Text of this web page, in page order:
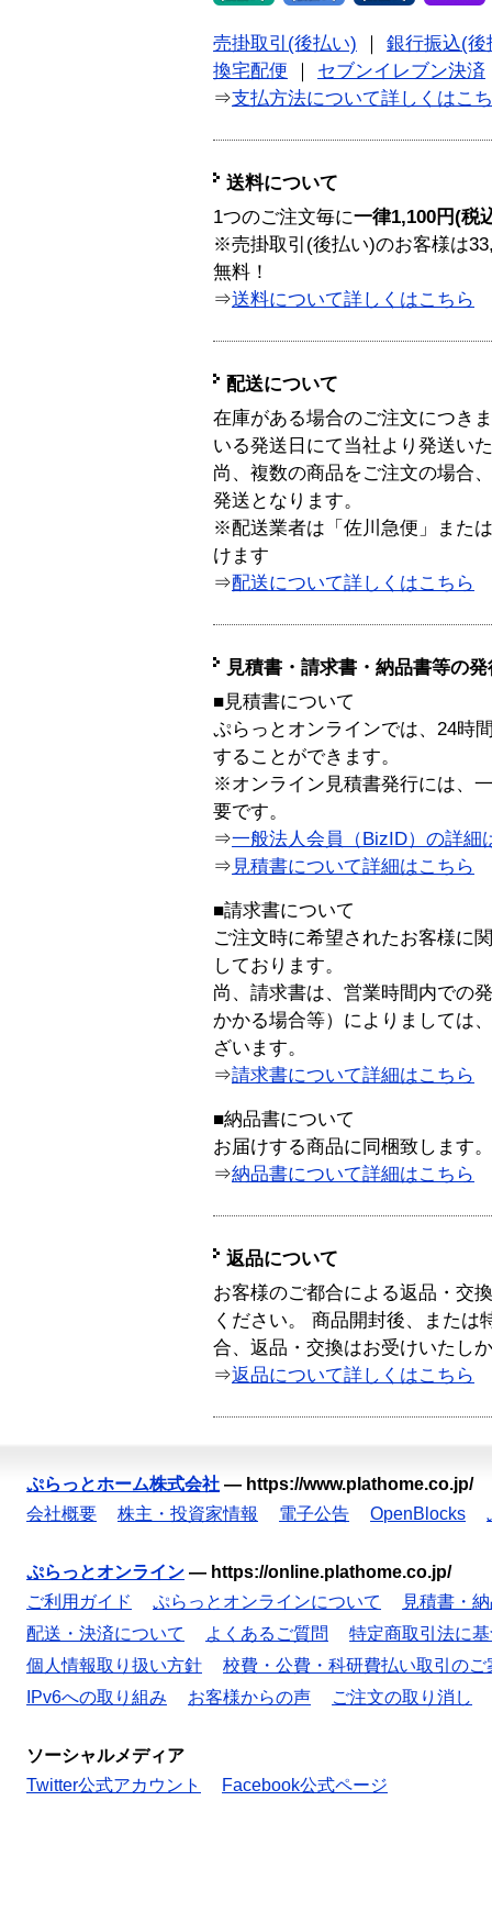
売掛取引(後払い)
銀行振込(後
換宅配便
セブンイレブン決済
⇒支払方法について詳しくはこ
送料について
1つのご注文毎に一律1,100円(税
※売掛取引(後払い)のお客様は
無料！
⇒送料について詳しくはこちら
配送について
在庫がある場合のご注文につき
いる発送日にて当社より発送い
尚、複数の商品をご注文の場合
発送となります。
※配送業者は「佐川急便」また
けます
⇒配送について詳しくはこちら
見積書・請求書・納品書等の
■見積書について
ぷらっとオンラインでは、24時
することができます。
※オンライン見積書発行には、
要です。
⇒一般法人会員（BizID）の詳細
⇒ 見積書について詳細はこちら
■請求書について
ご注文時に希望されたお客様に
しております。
尚、請求書は、営業時間内での
かかる場合等）によりましては
ざいます。
⇒請求書について詳細はこちら
■納品書について
お届けする商品に同梱致します。
⇒納品書について詳細はこちら
返品について
お客様のご都合による返品・交
ください。 商品開封後、または
合、返品・交換はお受けいたし
⇒返品について詳しくはこちら
ぷらっとホーム株式会社 — https://www.plathome.co.jp/
会社概要
株主・投資家情報 電子公告 OpenBlocks
ぷらっとオンライン — https://online.plathome.co.jp/
ご利用ガイド
ぷらっとオンラインについて
見積書・
配送・決済について
よくあるご質問
特定商取引法に
個人情報取り扱い方針
校費・公費・科研費払い取引のご
IPv6への取り組み
お客様からの声 ご注文の取り消し
ソーシャルメディア
Twitter公式アカウント
Facebook公式ページ